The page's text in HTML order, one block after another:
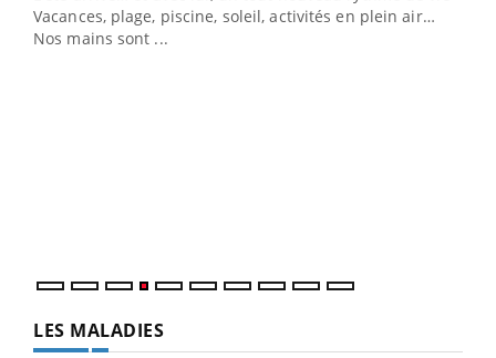
Vacances, plage, piscine, soleil, activités en plein air…
Nos mains sont ...
LES MALADIES